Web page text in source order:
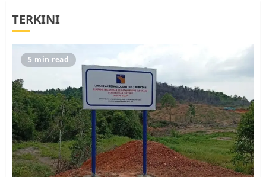
5
1
Pemko Batam Tegaskan RT dan
RW bukan Petugas Pendataan
dan Pemungutan Pajak
AGUSTUS 1, 2026 0
TERKINI
5 min read